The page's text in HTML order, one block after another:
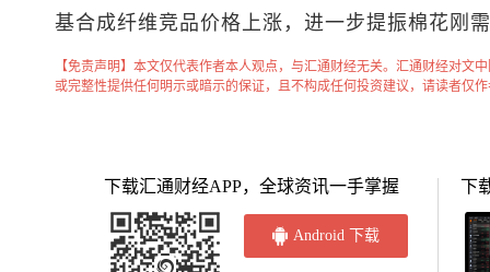
基合成纤维竞品价格上涨，进一步提振棉花刚
【免责声明】本文仅代表作者本人观点，与汇通财经无关。汇通财经对文
或完整性提供任何明示或暗示的保证，且不构成任何投资建议，请读者仅
下载汇通财经APP，全球资讯一手掌握
Android 下载
下